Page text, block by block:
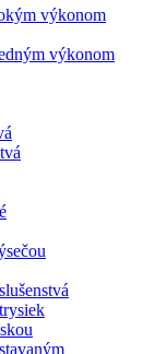
výkonom
výkonom